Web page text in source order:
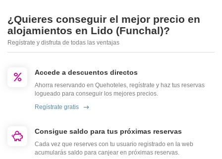
¿Quieres conseguir el mejor precio en
alojamientos en Lido (Funchal)?
Regístrate y disfruta de todas las ventajas
Accede a descuentos directos
Ahorra reservando en Quehoteles, regístrate y haz tus reservas
logueado para conseguir los mejores precios.
Regístrate gratis
Consigue saldo para tus próximas reservas
Cada vez que reserves con tu usuario registrado en la web
acumularás saldo para canjear en próximas reservas.